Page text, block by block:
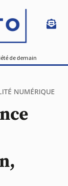
de demain
NUMÉRIQUE